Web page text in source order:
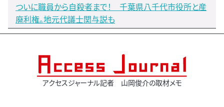
ついに職員から自殺者まで！ 千葉県八千代市役所と産
廃利権。地元代議士関与説も
アクセスジャーナル記者 山岡俊介の取材メモ